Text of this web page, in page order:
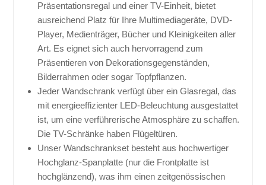
Präsentationsregal und einer TV-Einheit, bietet
ausreichend Platz für Ihre Multimediageräte, DVD-
Player, Medienträger, Bücher und Kleinigkeiten aller
Art. Es eignet sich auch hervorragend zum
Präsentieren von Dekorationsgegenständen,
Bilderrahmen oder sogar Topfpflanzen.
Jeder Wandschrank verfügt über ein Glasregal, das
mit energieeffizienter LED-Beleuchtung ausgestattet
ist, um eine verführerische Atmosphäre zu schaffen.
Die TV-Schränke haben Flügeltüren.
Unser Wandschrankset besteht aus hochwertiger
Hochglanz-Spanplatte (nur die Frontplatte ist
hochglänzend), was ihm einen zeitgenössischen